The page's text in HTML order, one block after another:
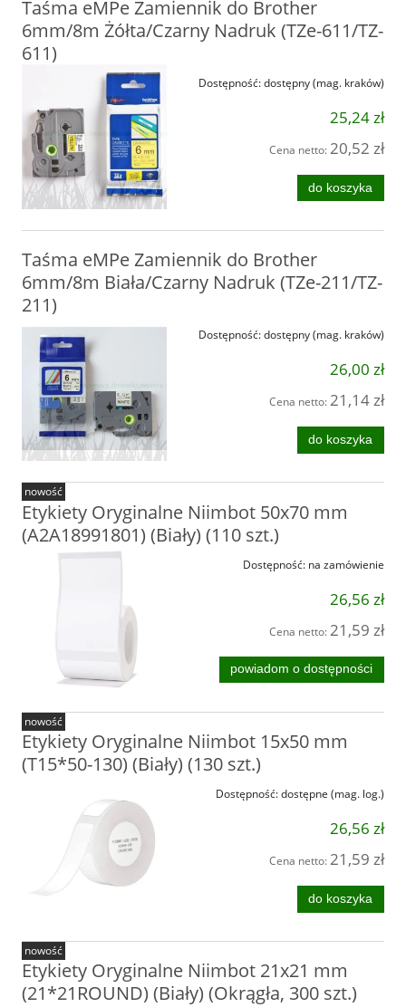
Taśma eMPe Zamiennik do Brother
6mm/8m Żółta/Czarny Nadruk (TZe-611/TZ-
611)
Dostępność:dostępny (mag. kraków)
25,24 zł
Cena netto:20,52 zł
do koszyka
Taśma eMPe Zamiennik do Brother
6mm/8m Biała/Czarny Nadruk (TZe-211/TZ-
211)
Dostępność:dostępny (mag. kraków)
26,00 zł
Cena netto:21,14 zł
do koszyka
Etykiety Oryginalne Niimbot 50x70 mm
(A2A18991801) (Biały) (110 szt.)
Dostępność: na zamówienie
26,56 zł
Cena netto: 21,59 zł
powiadom o dostępności
nowość
Etykiety Oryginalne Niimbot 15x50 mm
(T15*50-130) (Biały) (130 szt.)
Dostępność:dostępne (mag. log.)
26,56 zł
Cena netto:21,59 zł
do koszyka
nowość
Etykiety Oryginalne Niimbot 21x21 mm
(21*21ROUND) (Biały) (Okrągła, 300 szt.)
nowość